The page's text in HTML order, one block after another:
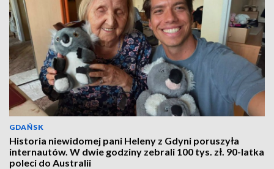
GDAŃSK
Historia niewidomej pani Heleny z Gdyni poruszyła
internautów. W dwie godziny zebrali 100 tys. zł. 90-latka
poleci do Australii